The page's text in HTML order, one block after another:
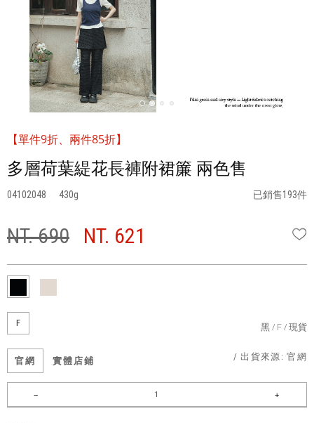
【單件9折、兩件85折】
多層荷葉緹花長褲附裙簾 兩色售
04102048 430 已銷售193件
NT. 690 NT. 621
F 黑 F 現貨
官網 實體店鋪 / 出貨來源:官網